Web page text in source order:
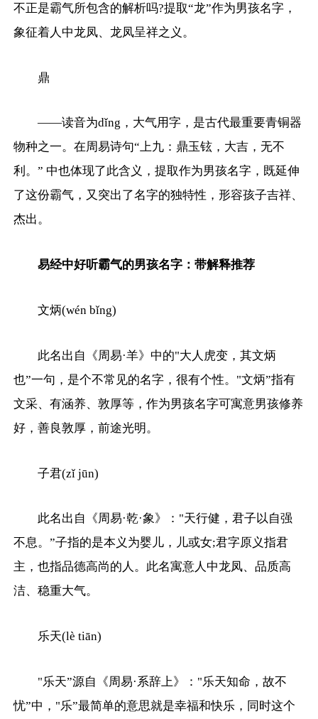
不正是霸气所包含的解析吗?提取“龙”作为男孩名字，
象征着人中龙凤、龙凤呈祥之义。
鼎
——读音为dǐng，大气用字，是古代最重要青铜器
物种之一。在周易诗句“上九：鼎玉铉，大吉，无不
利。” 中也体现了此含义，提取作为男孩名字，既延伸
了这份霸气，又突出了名字的独特性，形容孩子吉祥、
杰出。
易经中好听霸气的男孩名字：带解释推荐
文炳(wén bǐng)
此名出自《周易·羊》中的"大人虎变，其文炳
也”一句，是个不常见的名字，很有个性。"文炳”指有
文采、有涵养、敦厚等，作为男孩名字可寓意男孩修养
好，善良敦厚，前途光明。
子君(zǐ jūn)
此名出自《周易·乾·象》："天行健，君子以自强
不息。”子指的是本义为婴儿，儿或女;君字原义指君
主，也指品德高尚的人。此名寓意人中龙凤、品质高
洁、稳重大气。
乐天(lè tiān)
"乐天”源自《周易·系辞上》："乐天知命，故不
忧”中，"乐”最简单的意思就是幸福和快乐，同时这个